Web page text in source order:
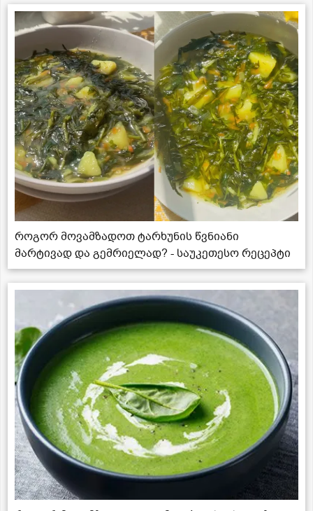
როგორ მოვამზადოთ ტარხუნის წვნიანი
მარტივად და გემრიელად? - საუკეთესო რეცეპტი